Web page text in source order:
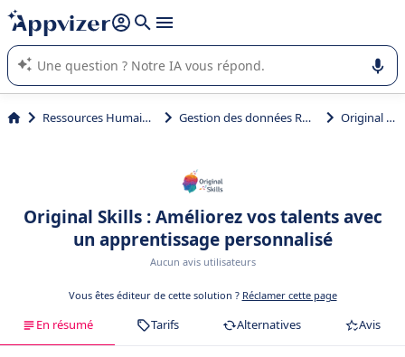
répondre (plusieurs lignes avec
L'IA de Appvizer vous guide dans l'utilisation ou la sélection de
logiciel SaaS en entreprise.
Ressources Humaines (RH) Gestion des données RH (BDESE) Original Skills
Original Skills : Améliorez vos talents avec
un apprentissage personnalisé
Aucun avis utilisateurs
Vous êtes éditeur de cette solution ? Réclamer cette page
En résumé Tarifs Alternatives Avis